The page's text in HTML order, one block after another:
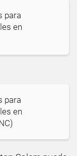
para
en
para
en